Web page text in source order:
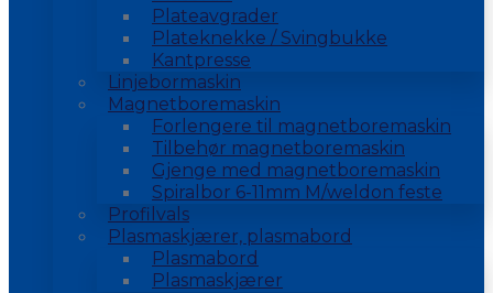
Plateavgrader
Plateknekke / Svingbukke
Kantpresse
Linjebormaskin
Magnetboremaskin
Forlengere til magnetboremaskin
Tilbehør magnetboremaskin
Gjenge med magnetboremaskin
Spiralbor 6-11mm M/weldon feste
Profilvals
Plasmaskjærer, plasmabord
Plasmabord
Plasmaskjærer